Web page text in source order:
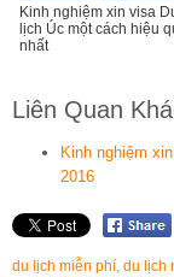
Kinh nghiệm xin visa
lịch Úc một cách hiệu
nhất
Liên Quan
Kinh nghiệm
2016
du lịch miễn phí, du lịch